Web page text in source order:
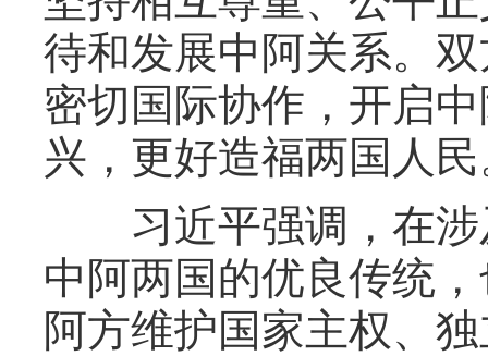
待和发展中阿关系。
密切国际协作，开启
兴，更好造福两国人
习近平强调，在涉
中阿两国的优良传统
阿方维护国家主权、